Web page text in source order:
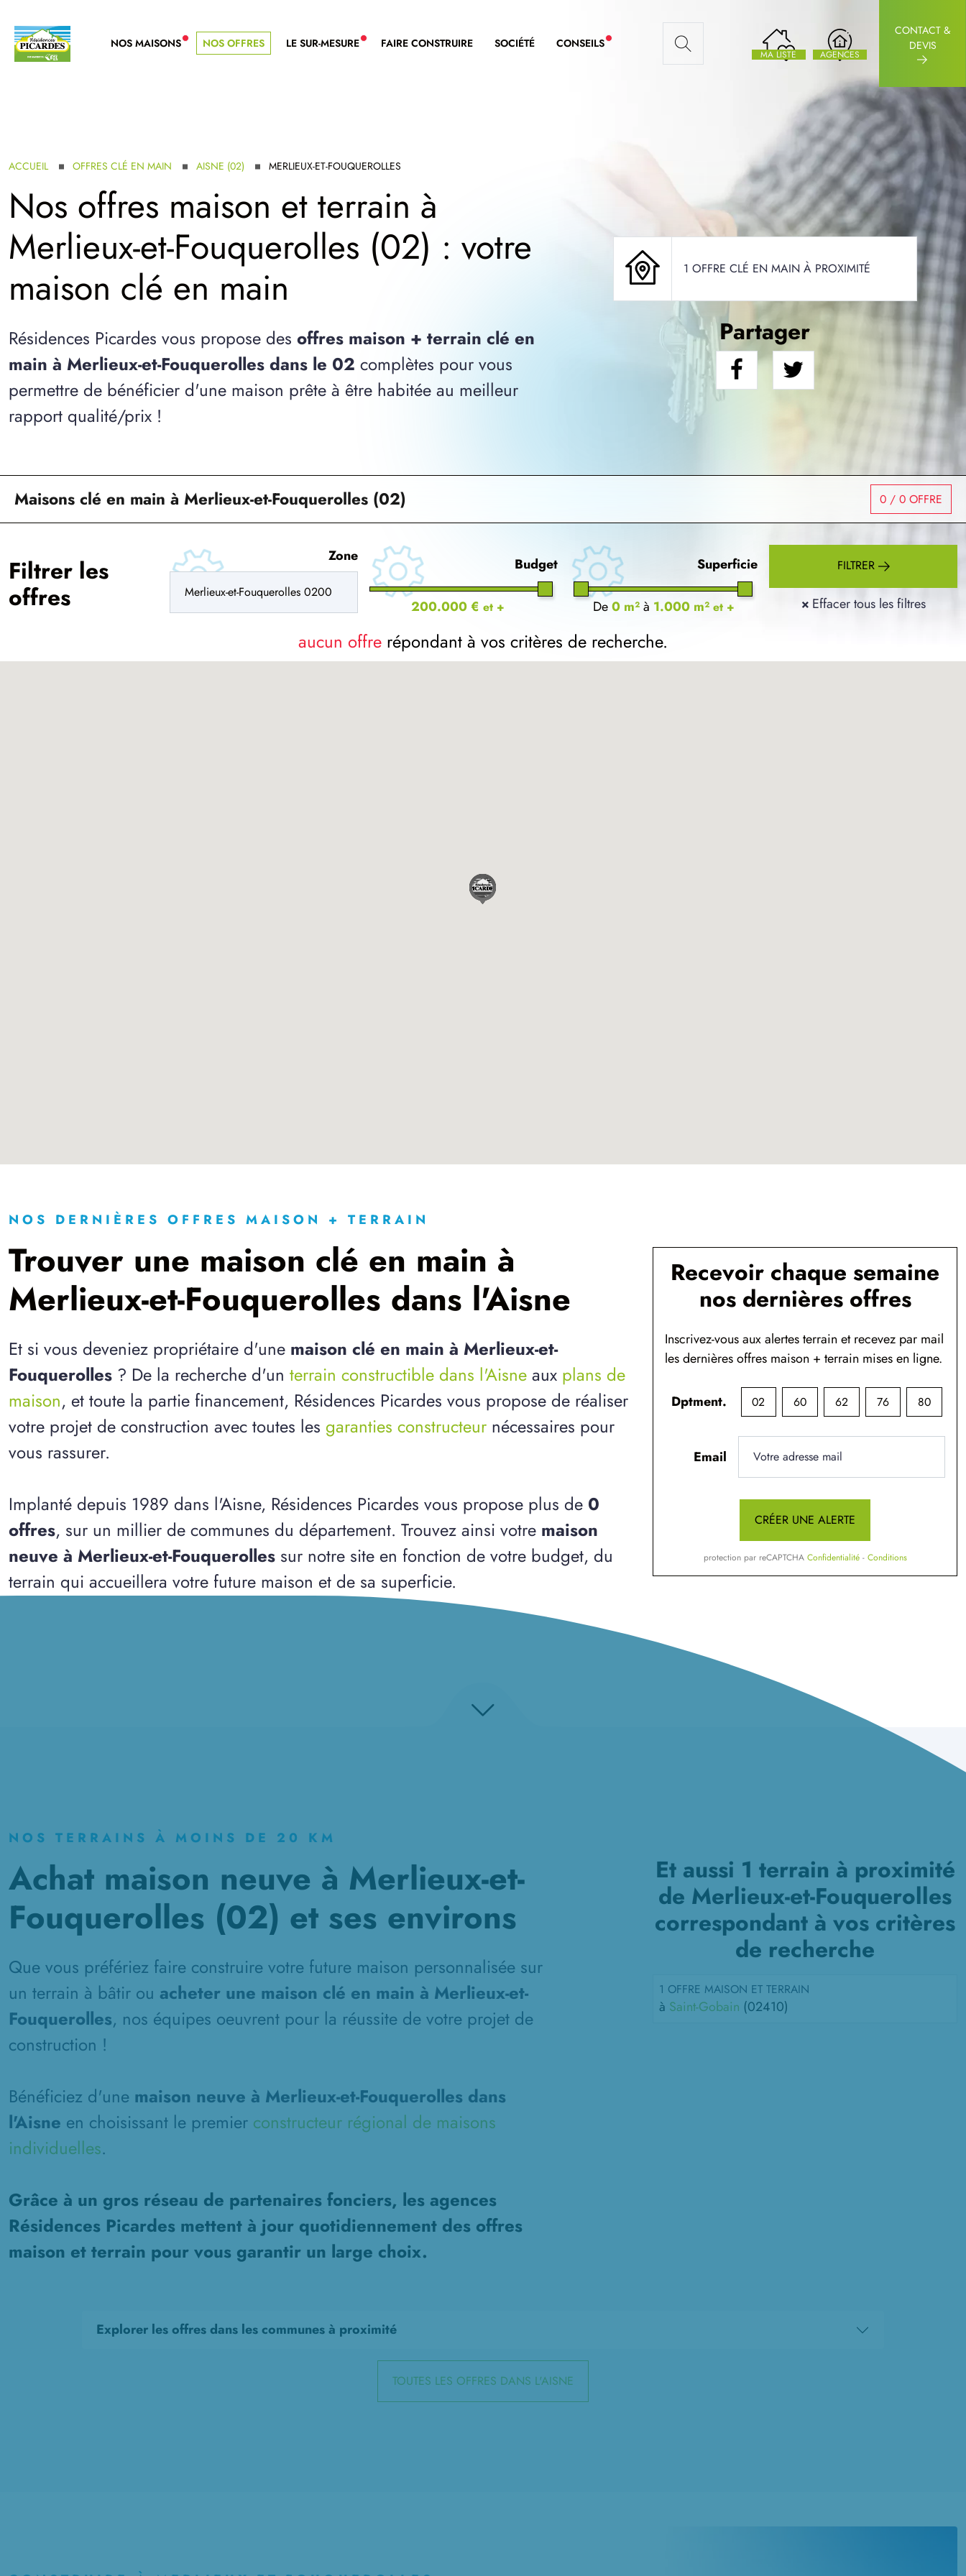
NOS MAISONS NOUVELLE GAMME
NOS OFFRES LE SUR-MESURE NOUVEAU SERVICE BDL EXTENSION
FAIRE CONSTRUIRE SOCIÉTÉ CONSEILS NOUVEAUX ARTICLES
MA LISTE AGENCES
CONTACT &
DEVIS
ACCUEIL OFFRES CLÉ EN MAIN AISNE (02) MERLIEUX-ET-FOUQUEROLLES
Nos offres maison et terrain à
Merlieux-et-Fouquerolles (02) : votre
maison clé en main
Résidences Picardes vous propose des offres maison + terrain clé en
main à Merlieux-et-Fouquerolles dans le 02 complètes pour vous
permettre de bénéficier d'une maison prête à être habitée au meilleur
rapport qualité/prix !
1 OFFRE CLÉ EN MAIN À PROXIMITÉ
Partager
Maisons clé en main à Merlieux-et-Fouquerolles (02) 0 / 0 OFFRE
Filtrer les
offres
Zone Budget
200.000 € et +
Superficie
De0 m²à 1.000 m² et +
FILTRER
× Effacer tous les filtres
aucun offre répondant à vos critères de recherche.
NOS DERNIÈRES OFFRES MAISON + TERRAIN
Trouver une maison clé en main à
Merlieux-et-Fouquerolles dans l'Aisne
Et si vous deveniez propriétaire d'une maison clé en main à Merlieux-et-
Fouquerolles ? De la recherche d'un terrain constructible dans l'Aisne aux plans de
maison, et toute la partie financement, Résidences Picardes vous propose de réaliser
votre projet de construction avec toutes les garanties constructeur nécessaires pour
vous rassurer.
Implanté depuis 1989 dans l'Aisne, Résidences Picardes vous propose plus de 0
offres, sur un millier de communes du département. Trouvez ainsi votre maison
neuve à Merlieux-et-Fouquerolles sur notre site en fonction de votre budget, du
terrain qui accueillera votre future maison et de sa superficie.
Recevoir chaque semaine
nos dernières offres
Inscrivez-vous aux alertes terrain et recevez par mail
les dernières offres maison + terrain mises en ligne.
Dptment. 02 60 62 76 80
Email
CRÉER UNE ALERTE
protection par reCAPTCHA Confidentialité - Conditions
NOS TERRAINS À MOINS DE 20 KM
Achat maison neuve à Merlieux-et-
Fouquerolles (02) et ses environs
Que vous préfériez faire construire votre future maison personnalisée sur
un terrain à bâtir ou acheter une maison clé en main à Merlieux-et-
Fouquerolles, nos équipes oeuvrent pour la réussite de votre projet de
construction !
Bénéficiez d'une maison neuve à Merlieux-et-Fouquerolles dans
l'Aisne en choisissant le premier constructeur régional de maisons
individuelles.
Grâce à un gros réseau de partenaires fonciers, les agences
Résidences Picardes mettent à jour quotidiennement des offres
maison et terrain pour vous garantir un large choix.
Et aussi 1 terrain à proximité
de Merlieux-et-Fouquerolles
correspondant à vos critères
de recherche
1 OFFRE MAISON ET TERRAIN
à Saint-Gobain (02410)
Explorer les offres dans les communes à proximité
TOUTES LES OFFRES DANS L'AISNE